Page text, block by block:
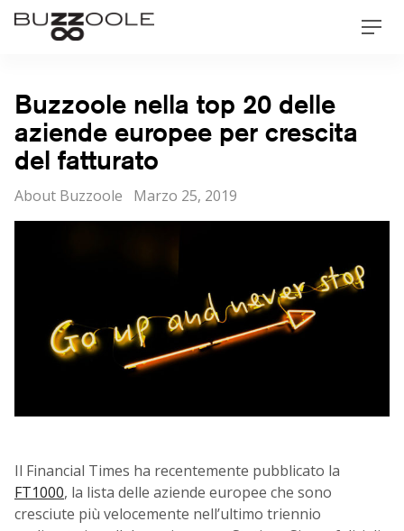
Skip
Buzzoole
Buzzoole nella top 20 delle
aziende europee per crescita
del fatturato
Categorie
About Buzzoole
Posted
on
Marzo 25, 2019
Il Financial Times ha recentemente pubblicato la
FT1000, la lista delle aziende europee che sono
cresciute più velocemente nell’ultimo triennio